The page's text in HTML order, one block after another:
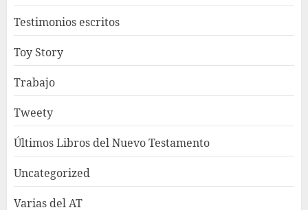
Testimonios escritos
Toy Story
Trabajo
Tweety
Últimos Libros del Nuevo Testamento
Uncategorized
Varias del AT